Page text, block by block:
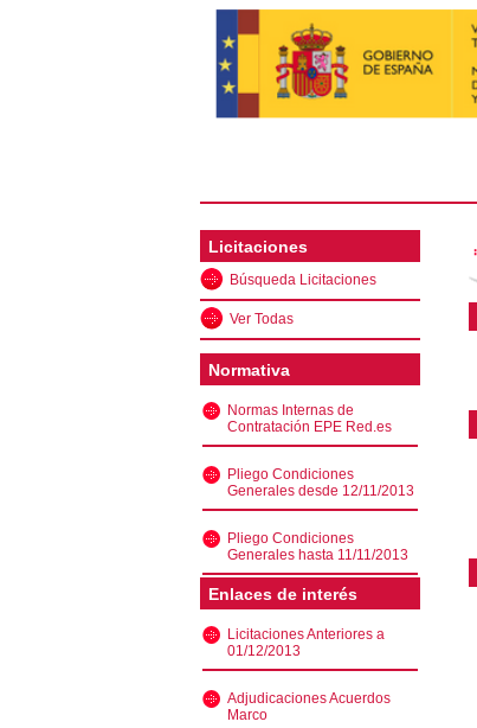
Licitaciones
Búsqueda Licitaciones
Ver Todas
Normativa
Normas Internas de
Contratación EPE Red.es
Pliego Condiciones
Generales desde 12/11/2013
Pliego Condiciones
Generales hasta 11/11/2013
Enlaces de interés
Licitaciones Anteriores a
01/12/2013
Adjudicaciones Acuerdos
Marco